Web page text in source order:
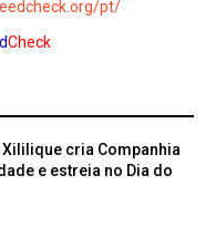
pt/
Check
cria Companhia
e estreia no Dia do